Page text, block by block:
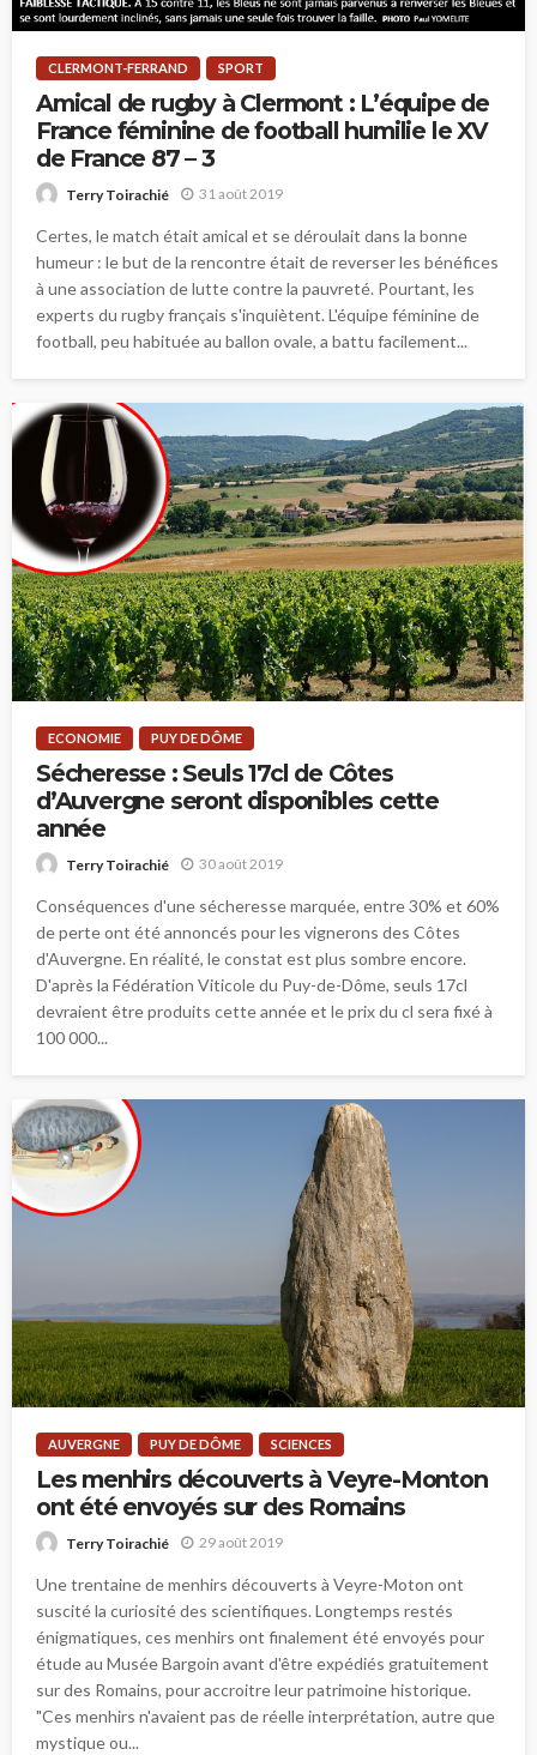
CLERMONT-FERRAND SPORT
Amical de rugby à Clermont : L’équipe de
France féminine de football humilie le XV
de France 87 – 3
Terry Toirachié 31 août 2019
Certes, le match était amical et se déroulait dans la bonne
humeur : le but de la rencontre était de reverser les bénéfices
à une association de lutte contre la pauvreté. Pourtant, les
experts du rugby français s'inquiètent. L'équipe féminine de
football, peu habituée au ballon ovale, a battu facilement...
ECONOMIE PUY DE DÔME
Sécheresse : Seuls 17cl de Côtes
d’Auvergne seront disponibles cette
année
Terry Toirachié 30 août 2019
Conséquences d'une sécheresse marquée, entre 30% et 60%
de perte ont été annoncés pour les vignerons des Côtes
d'Auvergne. En réalité, le constat est plus sombre encore.
D'après la Fédération Viticole du Puy-de-Dôme, seuls 17cl
devraient être produits cette année et le prix du cl sera fixé à
100 000...
AUVERGNE PUY DE DÔME SCIENCES
Les menhirs découverts à Veyre-Monton
ont été envoyés sur des Romains
Terry Toirachié 29 août 2019
Une trentaine de menhirs découverts à Veyre-Moton ont
suscité la curiosité des scientifiques. Longtemps restés
énigmatiques, ces menhirs ont finalement été envoyés pour
étude au Musée Bargoin avant d'être expédiés gratuitement
sur des Romains, pour accroitre leur patrimoine historique.
"Ces menhirs n'avaient pas de réelle interprétation, autre que
mystique ou...